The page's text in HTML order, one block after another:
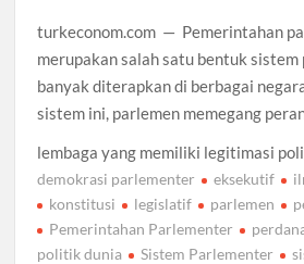
turkeconom.com — Pemerintahan
merupakan salah satu bentuk
banyak diterapkan di berbagai
sistem ini, parlemen memegang
lembaga yang memiliki legitimasi
demokrasi parlementer eksekutif
konstitusi
legislatif parlemen
Pemerintahan Parlementer
politik dunia
Sistem Parlementer